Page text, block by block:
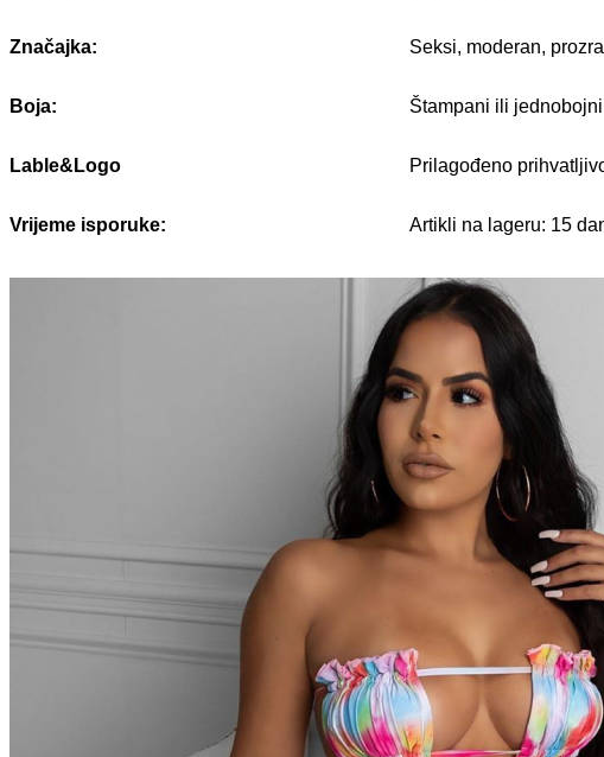
Značajka: Seksi, moderan,
Boja: Štampani ili jednobojni
Lable&Logo Prilagođeno
Vrijeme isporuke: Artikli na lageru: 15